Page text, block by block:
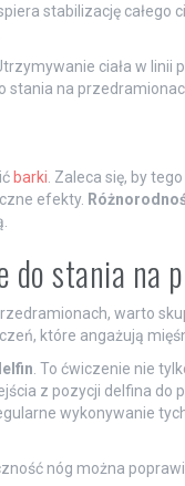
stabilizację
Utrzymywanie ciała w linii
stania na
barki . Zaleca się, by
efekty.
stania na
warto
które angażują
. To ćwiczenie nie
z pozycji delfina
wykonywanie
nóg można